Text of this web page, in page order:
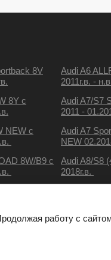
8V
8Y с
NEW c
8W/B9 с
Audi A6
2011г.в. -
Audi A7/S7
2011 -
Audi A7
NEW
Audi A8/S8
2018г.в.
работу с